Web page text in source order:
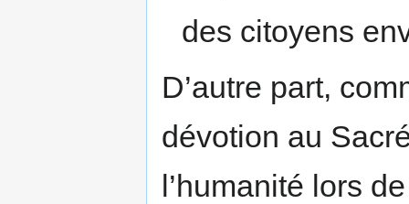
des citoyens
D’autre part,
dévotion au
l’humanité lors